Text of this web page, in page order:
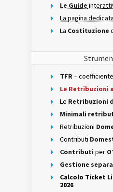
Le Guide
La pagina
La Costituzione
TFR–
Le Retribuzioni
Le Retribuzioni
Minimali
Retribuzioni
Contributi
Contributi per
Gestione
Calcolo Ticket
2026